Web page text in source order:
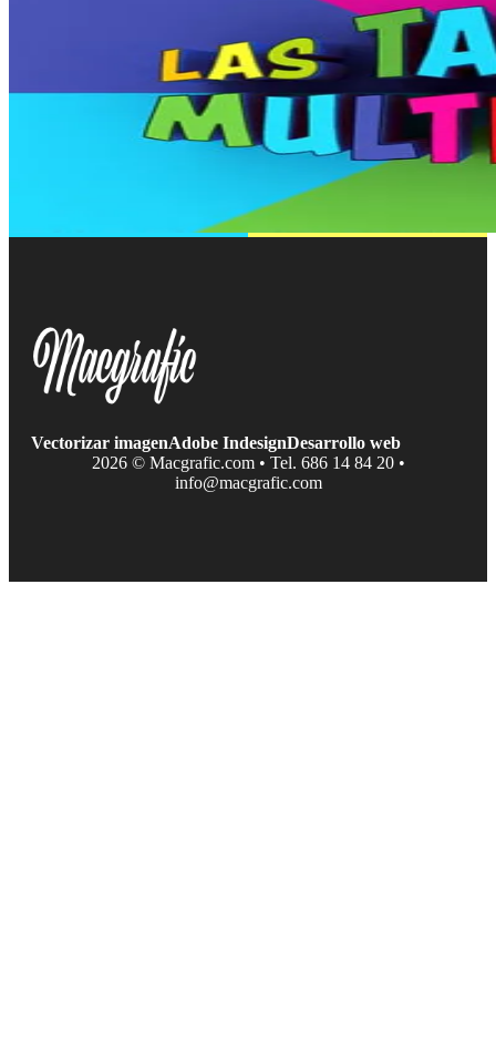
Vectorizar imagenAdobe IndesignDesarrollo web
2026 © Macgrafic.com • Tel. 686 14 84 20 •
info@macgrafic.com